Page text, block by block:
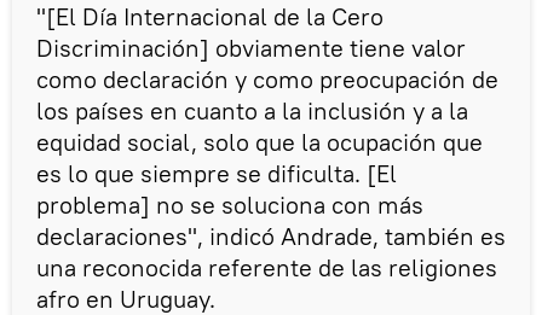
"[El Día Internacional de la Cero
Discriminación] obviamente tiene valor
como declaración y como preocupación de
los países en cuanto a la inclusión y a la
equidad social, solo que la ocupación que
es lo que siempre se dificulta. [El
problema] no se soluciona con más
declaraciones", indicó Andrade, también es
una reconocida referente de las religiones
afro en Uruguay.